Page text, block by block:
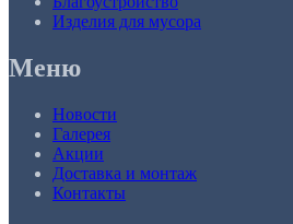
Изделия для мусора
Меню
Новости
Галерея
Акции
Доставка и монтаж
Контакты